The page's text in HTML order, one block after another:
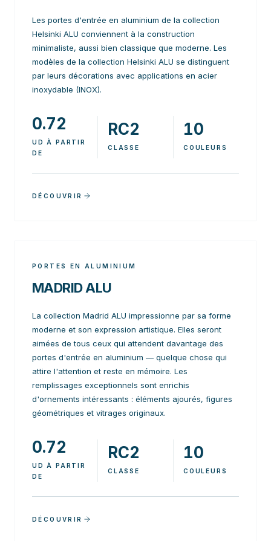
Les portes d'entrée en aluminium de la collection
Helsinki ALU conviennent à la construction
minimaliste, aussi bien classique que moderne. Les
modèles de la collection Helsinki ALU se distinguent
par leurs décorations avec applications en acier
inoxydable (INOX).
0.72
UD À PARTIR
DE
RC2
CLASSE
10
COULEURS
DÉCOUVRIR
PORTES EN ALUMINIUM
MADRID ALU
La collection Madrid ALU impressionne par sa forme
moderne et son expression artistique. Elles seront
aimées de tous ceux qui attendent davantage des
portes d'entrée en aluminium — quelque chose qui
attire l'attention et reste en mémoire. Les
remplissages exceptionnels sont enrichis
d'ornements intéressants : éléments ajourés, figures
géométriques et vitrages originaux.
0.72
UD À PARTIR
DE
RC2
CLASSE
10
COULEURS
DÉCOUVRIR